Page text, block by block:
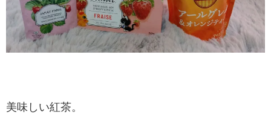
美味しい紅茶。